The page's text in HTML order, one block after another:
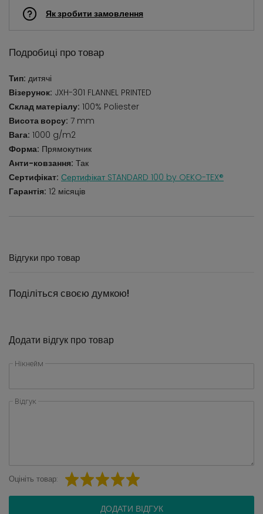
Як зробити замовлення
Подробиці про товар
Тип: дитячі
Візерунок: JXH-301 FLANNEL PRINTED
Склад матеріалу: 100% Poliester
Висота ворсу: 7 mm
Вага: 1000 g/m2
Форма: Прямокутник
Анти-ковзання: Так
Сертифікат: Сертифікат STANDARD 100 by OEKO-TEX®
Гарантія: 12 місяців
Відгуки про товар
Поділіться своєю думкою!
Додати відгук про товар
Нікнейм
Відгук
Оцініть товар:
ДОДАТИ ВІДГУК